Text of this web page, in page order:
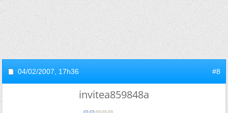
04/02/2007, 17h36 #8
invitea859848a